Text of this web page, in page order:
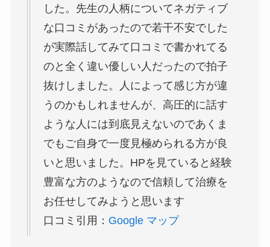
した。先生の人柄についてネガティブ
な口コミがあったので若干不安でした
が実際話してみて口コミで書かれてる
のと全く違い優しい人だったので拍子
抜けしました。人によって感じ方が違
うのかもしれませんが、高圧的に話す
ような人には到底見えないのであくま
でもご自身で一度見極められる方が良
いと思いました。HPを見ていると経験
豊富な方のようなので信頼して治療を
お任せしてみようと思います
口コミ引用： Google マップ